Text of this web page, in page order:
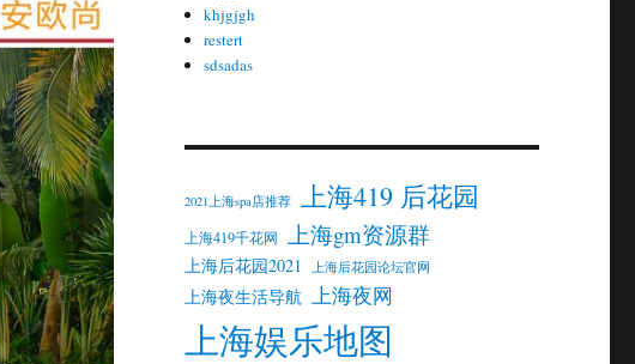
khjgjgh
restert
sdsadas
2021上海spa店推荐 上海419 后花园
上海419千花网 上海gm资源群
上海后花园2021 上海后花园论坛官网
上海夜生活导航 上海夜网
上海娱乐地图